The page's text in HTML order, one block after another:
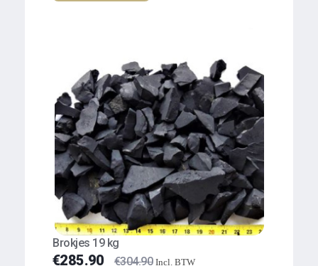
Brokjes 19 kg
€285.90 €304.90 Incl. BTW